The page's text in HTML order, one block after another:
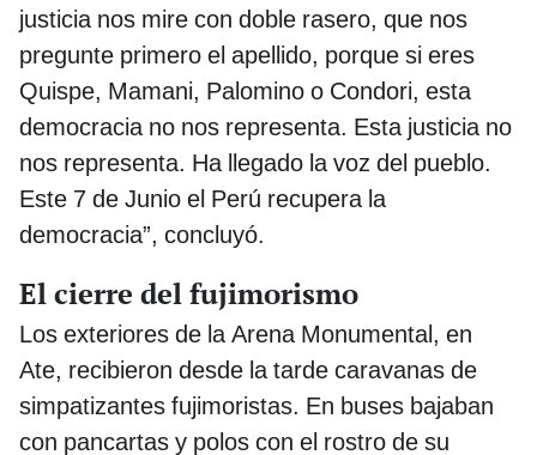
justicia nos mire con doble rasero, que nos
pregunte primero el apellido, porque si eres
Quispe, Mamani, Palomino o Condori, esta
democracia no nos representa. Esta justicia no
nos representa. Ha llegado la voz del pueblo.
Este 7 de Junio el Perú recupera la
democracia”, concluyó.
El cierre del fujimorismo
Los exteriores de la Arena Monumental, en
Ate, recibieron desde la tarde caravanas de
simpatizantes fujimoristas. En buses bajaban
con pancartas y polos con el rostro de su